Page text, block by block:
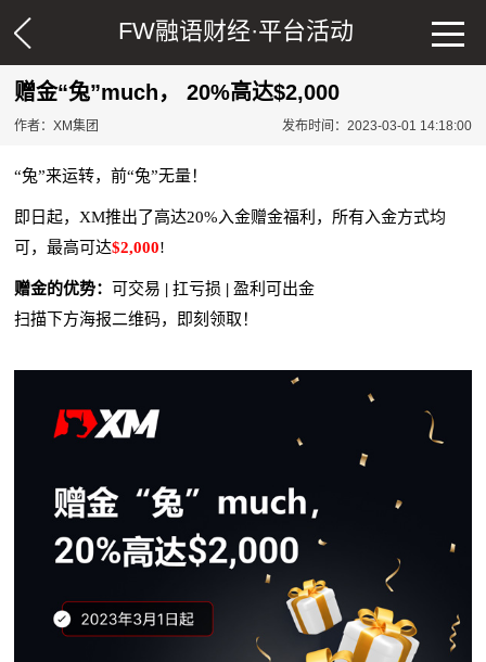
FW融语财经·平台活动
赠金“兔”much， 20%高达$2,000
作者：XM集团 发布时间：2023-03-01 14:18:00
“兔”来运转，前“兔”无量！
即日起，XM推出了高达20% 入金赠金福利，所有入金方式均
可，最高可达$2,000!
赠金的优势： 可交易 |扛亏损 | 盈利可出金
扫描下方海报二维码，即刻领取！